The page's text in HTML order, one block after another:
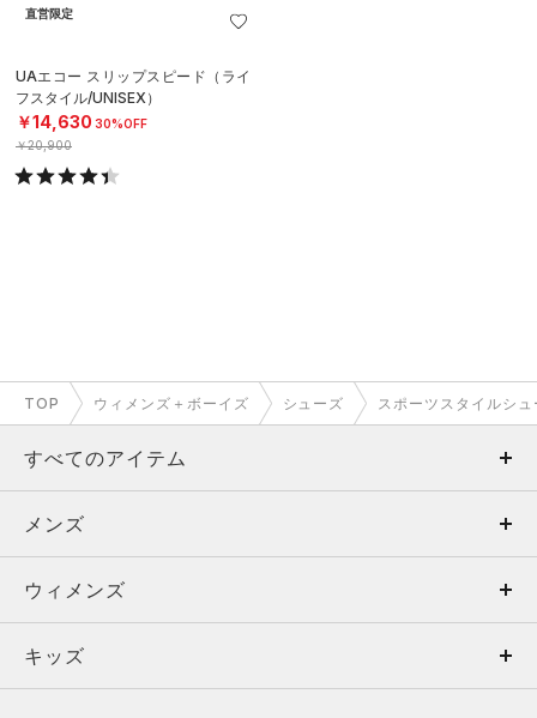
直営限定
UAエコー スリップスピード（ライ
フスタイル/UNISEX）
￥14,630 30%OFF
￥20,900
TOP ウィメンズ＋ボーイズ シューズ スポーツスタイルシュ
すべてのアイテム
メンズ
ウィメンズ
キッズ
メンズ
トップス
ボトムス
ウィメンズ
トップス
キッズ